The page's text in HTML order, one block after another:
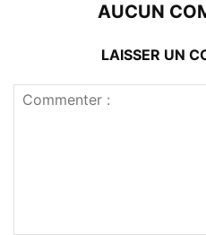
AUCUN
LAISSER UN